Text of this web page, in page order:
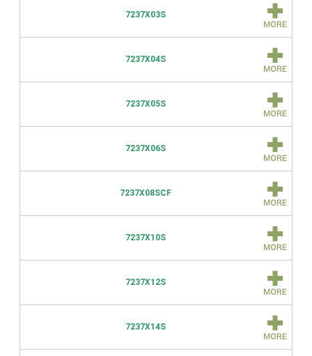
7237X03S
7237X04S
7237X05S
7237X06S
7237X08SCF
7237X10S
7237X12S
7237X14S